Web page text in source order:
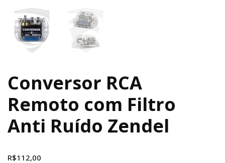
Conversor RCA
Remoto com Filtro
Anti Ruído Zendel
R$112,00